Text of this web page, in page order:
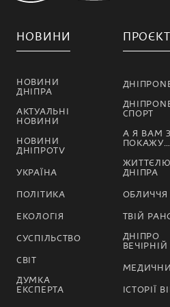
НОВИНИ
НОВИНИ
ДНІПРА
АКТУАЛЬНІ
НОВИНИ
НОВИНИ
ДНІПРОTV
УКРАЇНА
ПОЛІТИКА
ЕКОЛОГІЯ
СУСПІЛЬСТВО
СВІТ
ДУМКА
ЕКСПЕРТА
СПОРТ
А Я ВАМ
ПОКАЖУ…
ДНІПРА
ОБЛИЧЧЯ
ТВІЙ
ДНІПРО
ВЕЧІРНІЙ
ІСТОРІЇ